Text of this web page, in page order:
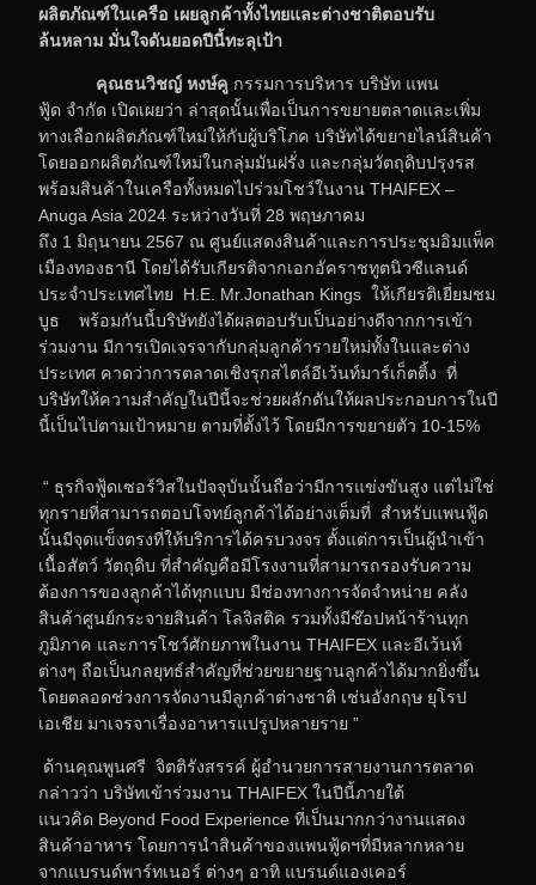
ผลิตภัณฑ์ในเครือ เผยลูกค้าทั้งไทยและต่างชาติตอบรับ
ล้นหลาม มั่นใจดันยอดปีนี้ทะลุเป้า
คุณธนวิชญ์ หงษ์คู กรรมการบริหาร บริษัท แพน
ฟู้ด จำกัด เปิดเผยว่า ล่าสุดนั้นเพื่อเป็นการขยายตลาดและเพิ่ม
ทางเลือกผลิตภัณฑ์ใหม่ให้กับผู้บริโภค บริษัทได้ขยายไลน์สินค้า
โดยออกผลิตภัณฑ์ใหม่ในกลุ่มมันฝรั่ง และกลุ่มวัตถุดิบปรุงรส
พร้อมสินค้าในเครือทั้งหมดไปร่วมโชว์ในงาน THAIFEX –
Anuga Asia 2024 ระหว่างวันที่ 28 พฤษภาคม
ถึง 1 มิถุนายน 2567 ณ ศูนย์แสดงสินค้าและการประชุมอิมแพ็ค
เมืองทองธานี โดยได้รับเกียรติจากเอกอัคราชทูตนิวซีแลนด์
ประจำประเทศไทย H.E. Mr.Jonathan Kings ให้เกียรติเยี่ยมชม
บูธ พร้อมกันนี้บริษัทยังได้ผลตอบรับเป็นอย่างดีจากการเข้า
ร่วมงาน มีการเปิดเจรจากับกลุ่มลูกค้ารายใหม่ทั้งในและต่าง
ประเทศ คาดว่าการตลาดเชิงรุกสไตล์อีเว้นท์มาร์เก็ตติ้ง ที่
บริษัทให้ความสำคัญในปีนี้จะช่วยผลักดันให้ผลประกอบการในปี
นี้เป็นไปตามเป้าหมาย ตามที่ตั้งไว้ โดยมีการขยายตัว 10-15%
“ ธุรกิจฟู้ดเซอร์วิสในปัจจุบันนั้นถือว่ามีการแข่งขันสูง แต่ไม่ใช่
ทุกรายที่สามารถตอบโจทย์ลูกค้าได้อย่างเต็มที่ สำหรับแพนฟู้ด
นั้นมีจุดแข็งตรงที่ให้บริการได้ครบวงจร ตั้งแต่การเป็นผู้นำเข้า
เนื้อสัตว์ วัตถุดิบ ที่สำคัญคือมีโรงงานที่สามารถรองรับความ
ต้องการของลูกค้าได้ทุกแบบ มีช่องทางการจัดจำหน่าย คลัง
สินค้าศูนย์กระจายสินค้า โลจิสติค รวมทั้งมีช๊อปหน้าร้านทุก
ภูมิภาค และการโชว์ศักยภาพในงาน THAIFEX และอีเว้นท์
ต่างๆ ถือเป็นกลยุทธ์สำคัญที่ช่วยขยายฐานลูกค้าได้มากยิ่งขึ้น
โดยตลอดช่วงการจัดงานมีลูกค้าต่างชาติ เช่นอังกฤษ ยุโรป
เอเชีย มาเจรจาเรื่องอาหารแปรูปหลายราย ”
ด้านคุณพูนศรี จิตติรังสรรค์ ผู้อำนวยการสายงานการตลาด
กล่าวว่า บริษัทเข้าร่วมงาน THAIFEX ในปีนี้ภายใต้
แนวคิด Beyond Food Experience ที่เป็นมากกว่างานแสดง
สินค้าอาหาร โดยการนำสินค้าของแพนฟู้ดฯที่มีหลากหลาย
จากแบรนด์พาร์ทเนอร์ ต่างๆ อาทิ แบรนด์แองเคอร์